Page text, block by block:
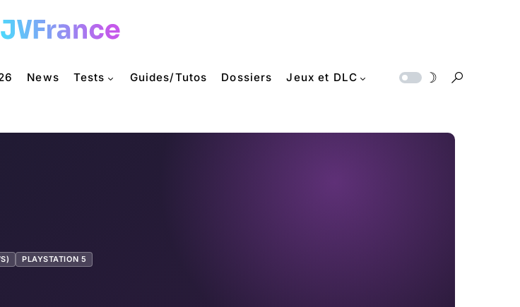
News Tests Guides/Tutos Dossiers Jeux et DLC
PLAYSTATION 5